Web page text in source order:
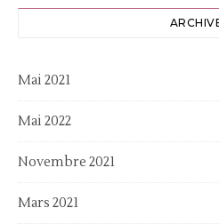
Mai 2021
Mai 2022
Novembre 2021
Mars 2021